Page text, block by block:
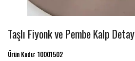
Taşlı Fiyonk ve Pembe Kalp
Ürün Kodu: 10001502